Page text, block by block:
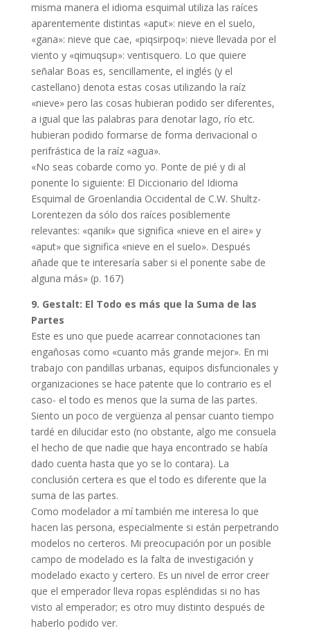
misma manera el idioma esquimal utiliza las raíces
aparentemente distintas «aput»: nieve en el suelo,
«gana»: nieve que cae, «piqsirpoq»: nieve llevada por el
viento y «qimuqsup»: ventisquero. Lo que quiere
señalar Boas es, sencillamente, el inglés (y el
castellano) denota estas cosas utilizando la raíz
«nieve» pero las cosas hubieran podido ser diferentes,
a igual que las palabras para denotar lago, río etc.
hubieran podido formarse de forma derivacional o
perifrástica de la raíz «agua».
«No seas cobarde como yo. Ponte de pié y di al
ponente lo siguiente: El Diccionario del Idioma
Esquimal de Groenlandia Occidental de C.W. Shultz-
Lorentezen da sólo dos raíces posiblemente
relevantes: «qanik» que significa «nieve en el aire» y
«aput» que significa «nieve en el suelo». Después
añade que te interesaría saber si el ponente sabe de
alguna más» (p. 167)
9. Gestalt: El Todo es más que la Suma de las
Partes
Este es uno que puede acarrear connotaciones tan
engañosas como «cuanto más grande mejor». En mi
trabajo con pandillas urbanas, equipos disfuncionales y
organizaciones se hace patente que lo contrario es el
caso- el todo es menos que la suma de las partes.
Siento un poco de vergüenza al pensar cuanto tiempo
tardé en dilucidar esto (no obstante, algo me consuela
el hecho de que nadie que haya encontrado se había
dado cuenta hasta que yo se lo contara). La
conclusión certera es que el todo es diferente que la
suma de las partes.
Como modelador a mí también me interesa lo que
hacen las persona, especialmente si están perpetrando
modelos no certeros. Mi preocupación por un posible
campo de modelado es la falta de investigación y
modelado exacto y certero. Es un nivel de error creer
que el emperador lleva ropas espléndidas si no has
visto al emperador; es otro muy distinto después de
haberlo podido ver.